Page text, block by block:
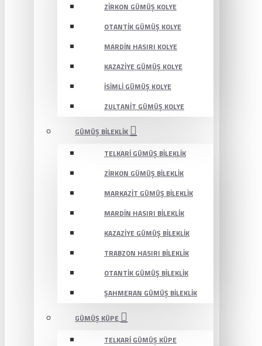
ZIRKON GÜMÜŞ KOLYE
OTANTIK GÜMÜŞ KOLYE
MARDIN HASIRI KOLYE
KAZAZIYE GÜMÜŞ KOLYE
İSIMLI GÜMÜŞ KOLYE
ZULTANIT GÜMÜŞ KOLYE
GÜMÜŞ BILEKLIK
TELKARI GÜMÜŞ BILEKLIK
ZIRKON GÜMÜŞ BILEKLIK
MARKAZIT GÜMÜŞ BILEKLIK
MARDIN HASIRI BILEKLIK
KAZAZIYE GÜMÜŞ BILEKLIK
TRABZON HASIRI BILEKLIK
OTANTIK GÜMÜŞ BILEKLIK
ŞAHMERAN GÜMÜŞ BILEKLIK
GÜMÜŞ KÜPE
TELKARI GÜMÜŞ KÜPE